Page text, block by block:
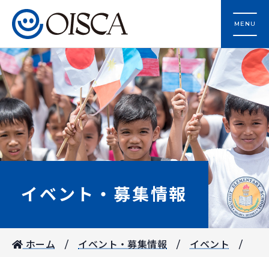
MENU
イベント・募集情報
ホーム イベント・募集情報 イベント